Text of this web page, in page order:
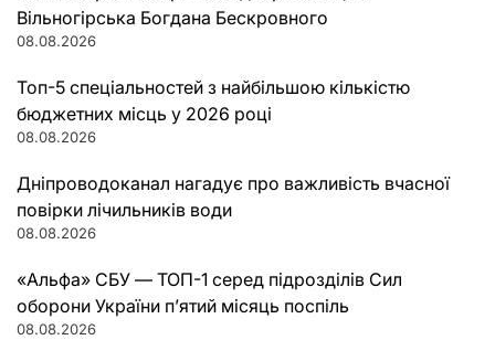
Вільногірська Богдана Бескровного
08.08.2026
Топ-5 спеціальностей з найбільшою кількістю
бюджетних місць у 2026 році
08.08.2026
Дніпроводоканал нагадує про важливість вчасної
повірки лічильників води
08.08.2026
«Альфа» СБУ — ТОП-1 серед підрозділів Сил
оборони України п’ятий місяць поспіль
08.08.2026